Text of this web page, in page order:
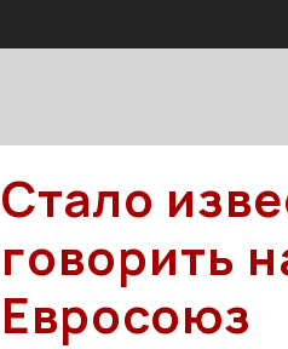
Стало
говорить
Евросоюз